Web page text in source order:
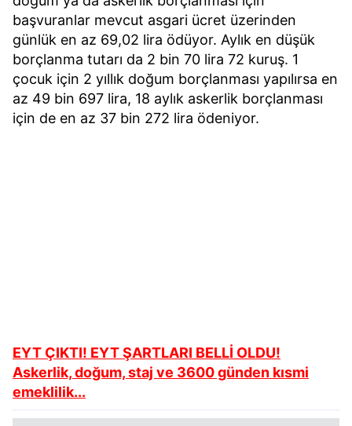
başvuranlar mevcut asgari ücret üzerinden
günlük en az 69,02 lira ödüyor. Aylık en düşük
borçlanma tutarı da 2 bin 70 lira 72 kuruş. 1
çocuk için 2 yıllık doğum borçlanması yapılırsa en
az 49 bin 697 lira, 18 aylık askerlik borçlanması
için de en az 37 bin 272 lira ödeniyor.
EYT ÇIKTI! EYT ŞARTLARI BELLİ OLDU!
Askerlik, doğum, staj ve 3600 günden kısmi
emeklilik...